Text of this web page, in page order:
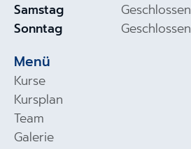
Samstag
Sonntag
Geschlossen
Geschlossen
Menü
Kurse
Kursplan
Team
Galerie